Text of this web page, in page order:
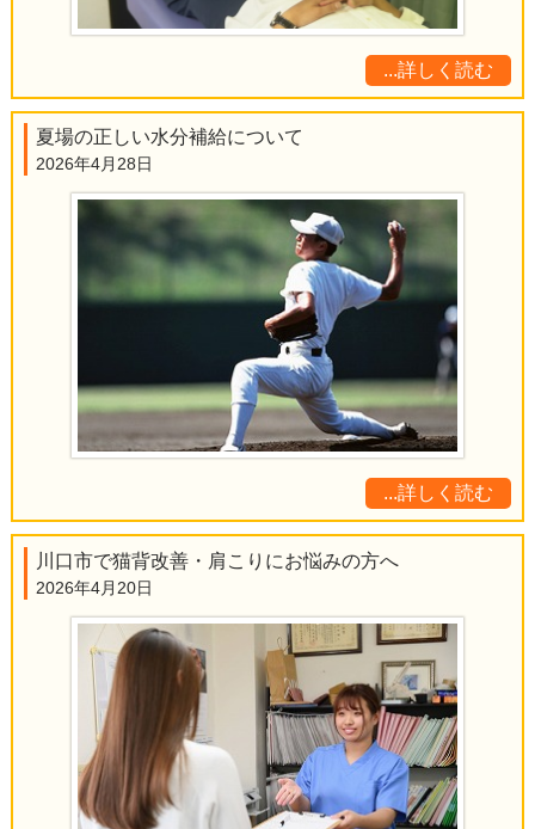
...詳しく読む
夏場の正しい水分補給について
2026年4月28日
...詳しく読む
川口市で猫背改善・肩こりにお悩みの方へ
2026年4月20日